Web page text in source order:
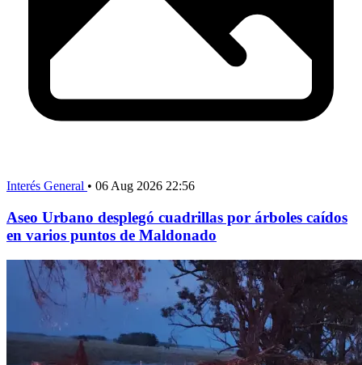
Interés General • 06 Aug 2026 22:56
Aseo Urbano desplegó cuadrillas por árboles caídos
en varios puntos de Maldonado